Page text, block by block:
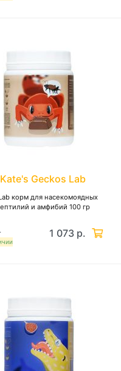
Kate's Geckos Lab
корм для насекомоядных
и амфибий 100 гр
1 073 р.